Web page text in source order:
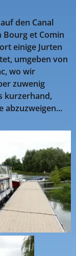
den Canal
Bourg et Comin
einige Jurten
umgeben von
wo wir
zuwenig
kurzerhand,
abzuzweigen...